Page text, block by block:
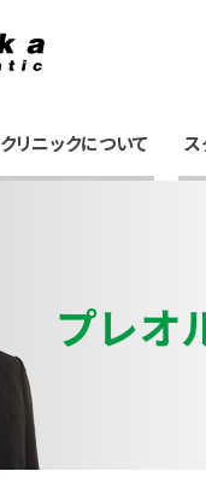
クリニックについて ス
プレオ